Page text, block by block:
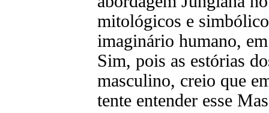
mitológicos e
imaginário humano,
Sim, pois as estórias
masculino, creio que
tente entender esse